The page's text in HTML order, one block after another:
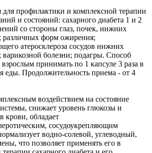
для профилактики и комплексной терапии
и состояний: сахарного диабета 1 и 2
со стороны глаз, почек, нижних
различных форм ожирения;
атеросклероза сосудов нижних
варикозной болезни; подагры. Способ
принимать по 1 капсуле 3 раза в
еды. Продолжительность приема - от 4
воздействием на состояние
снижает уровень глюкозы и
крови, обладает
сосудоукрепляющим
водно-солевой, углеводный,
что позволяет применять его в